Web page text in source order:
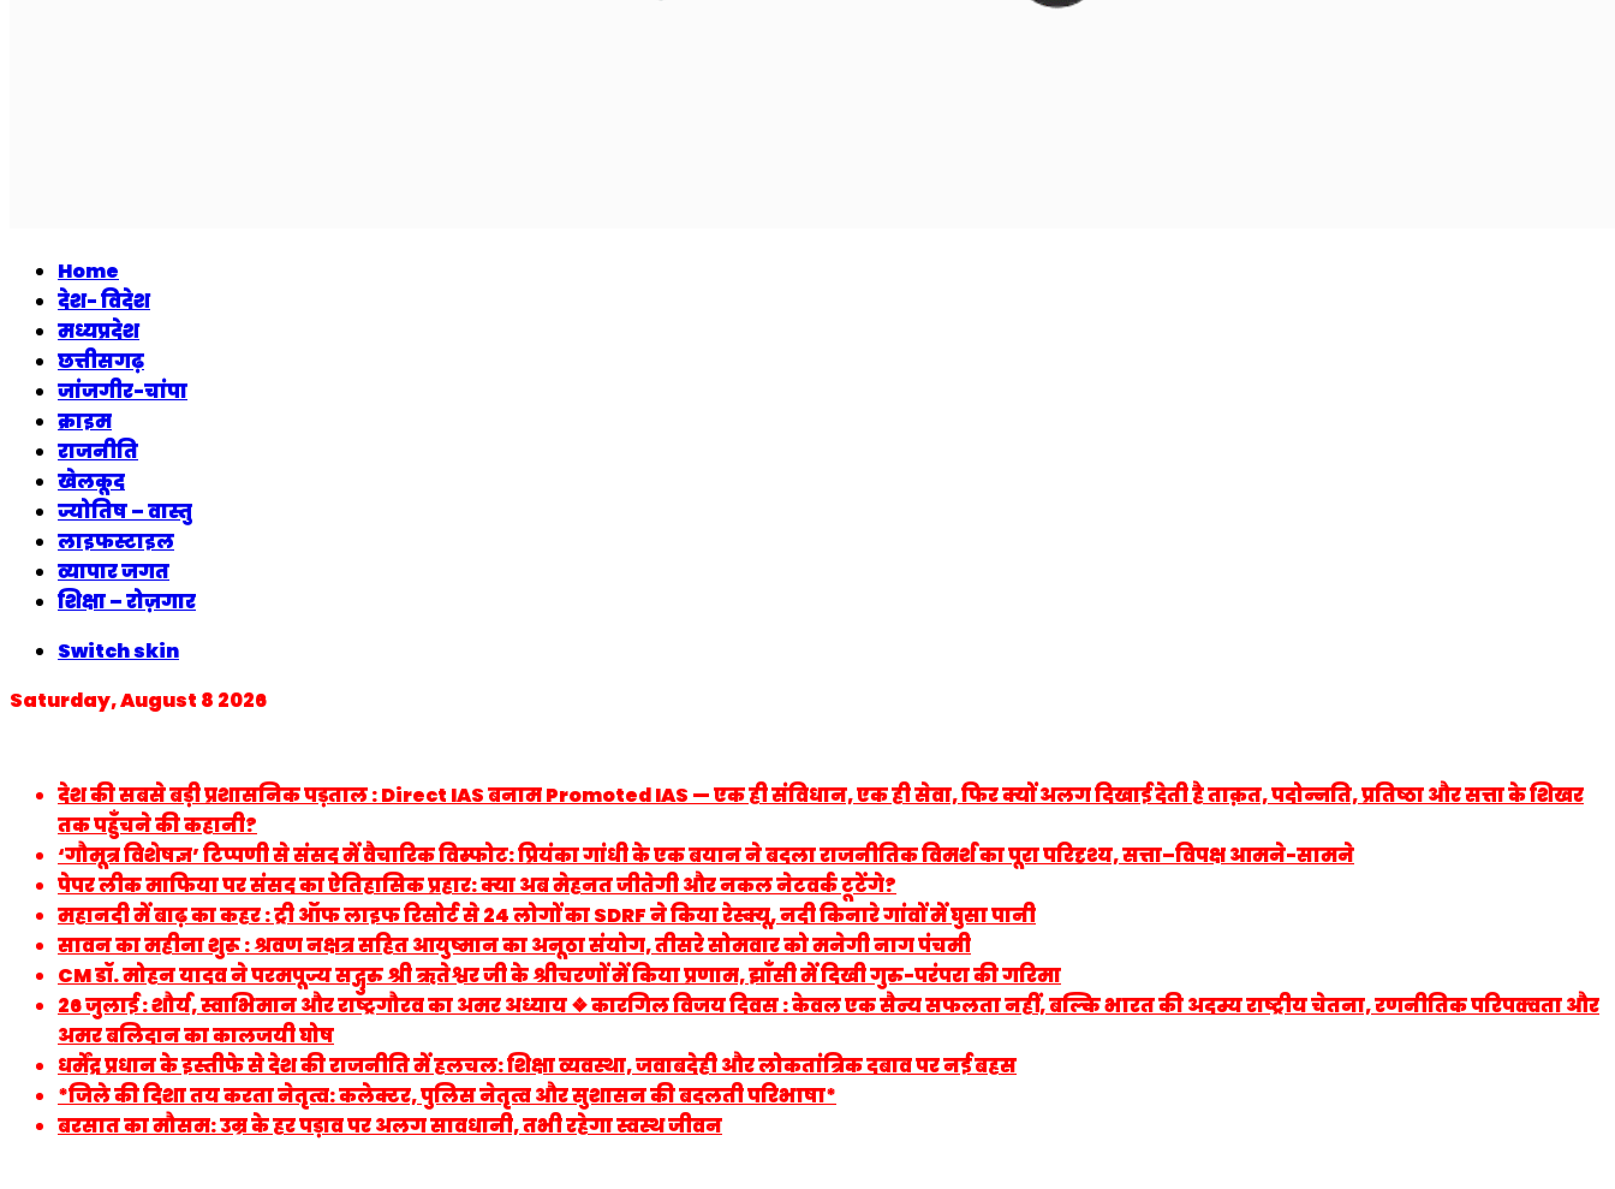
Home
देश- विदेश
मध्यप्रदेश
छत्तीसगढ़
जांजगीर-चांपा
क्राइम
राजनीति
खेलकूद
ज्योतिष – वास्तु
लाइफस्टाइल
व्यापार जगत
शिक्षा – रोज़गार
Switch skin
Saturday, August 8 2026
देश की सबसे बड़ी प्रशासनिक पड़ताल : Direct IAS बनाम Promoted IAS — एक ही संविधान, एक ही सेवा, फिर क्यों अलग दिखाई देती है ताक़त, पदोन्नति, प्रतिष्ठा और सत्ता के शिखर
तक पहुँचने की कहानी?
‘गौमूत्र विशेषज्ञ’ टिप्पणी से संसद में वैचारिक विस्फोट: प्रियंका गांधी के एक बयान ने बदला राजनीतिक विमर्श का पूरा परिदृश्य, सत्ता–विपक्ष आमने-सामने
पेपर लीक माफिया पर संसद का ऐतिहासिक प्रहार: क्या अब मेहनत जीतेगी और नकल नेटवर्क टूटेंगे?
महानदी में बाढ़ का कहर : ट्री ऑफ लाइफ रिसोर्ट से 24 लोगों का SDRF ने किया रेस्क्यू, नदी किनारे गांवों में घुसा पानी
सावन का महीना शुरू : श्रवण नक्षत्र सहित आयुष्मान का अनूठा संयोग, तीसरे सोमवार को मनेगी नाग पंचमी
CM डॉ. मोहन यादव ने परमपूज्य सद्गुरु श्री ऋतेश्वर जी के श्रीचरणों में किया प्रणाम, झाँसी में दिखी गुरु-परंपरा की गरिमा
26 जुलाई : शौर्य, स्वाभिमान और राष्ट्रगौरव का अमर अध्याय ❖ कारगिल विजय दिवस : केवल एक सैन्य सफलता नहीं, बल्कि भारत की अदम्य राष्ट्रीय चेतना, रणनीतिक परिपक्वता और
अमर बलिदान का कालजयी घोष
धर्मेंद्र प्रधान के इस्तीफे से देश की राजनीति में हलचल: शिक्षा व्यवस्था, जवाबदेही और लोकतांत्रिक दबाव पर नई बहस
*जिले की दिशा तय करता नेतृत्व: कलेक्टर, पुलिस नेतृत्व और सुशासन की बदलती परिभाषा*
बरसात का मौसम: उम्र के हर पड़ाव पर अलग सावधानी, तभी रहेगा स्वस्थ जीवन